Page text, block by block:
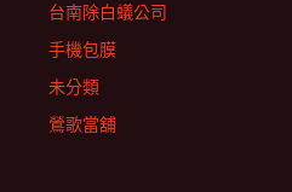
台南除白蟻公司
手機包膜
未分類
鶯歌當舖